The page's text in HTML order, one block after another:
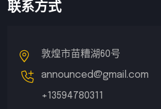
联系方式
敦煌市苗糟湖60号
announced@gmail.com
+13594780311